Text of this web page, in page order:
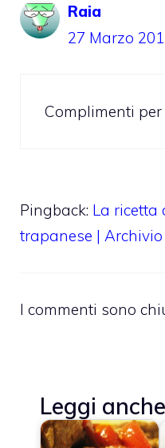
Raia
27 Marzo
Complimenti per
Pingback: La ricetta
trapanese |
I commenti sono
Leggi